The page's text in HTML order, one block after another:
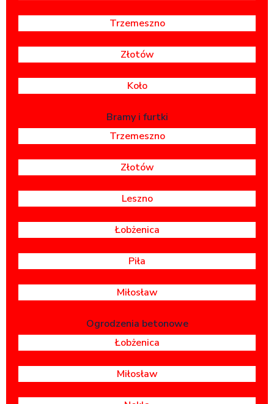
Trzemeszno
Złotów
Koło
Bramy i furtki
Trzemeszno
Złotów
Leszno
Łobżenica
Piła
Miłosław
Ogrodzenia betonowe
Łobżenica
Miłosław